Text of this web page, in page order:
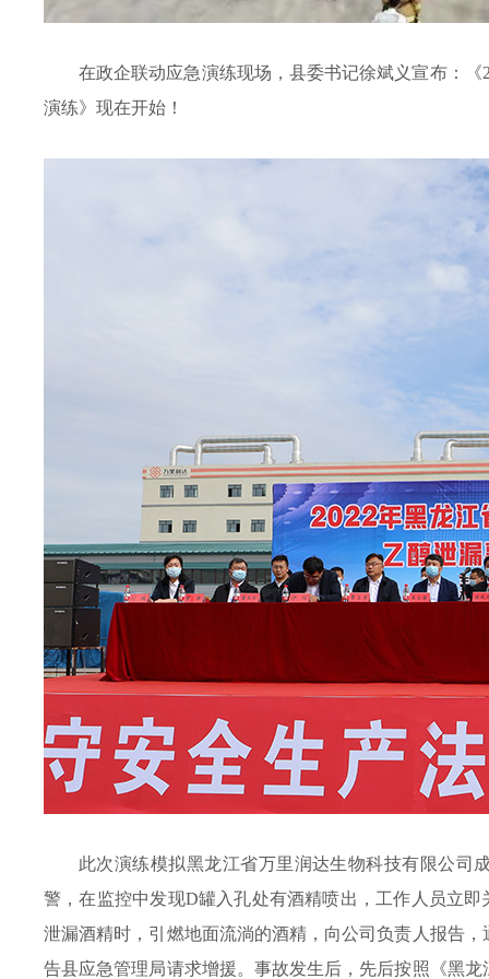
在政企联动应急演练现场，县委书记徐斌义宣布：《
演练》现在开始！
此次演练模拟黑龙江省万里润达生物科技有限公司
警，在监控中发现D罐入孔处有酒精喷出，工作人员立即
泄漏酒精时，引燃地面流淌的酒精，向公司负责人报告
告县应急管理局请求增援。事故发生后，先后按照《黑